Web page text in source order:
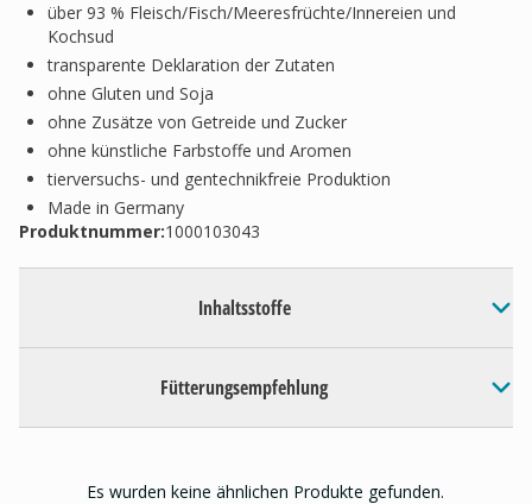
über 93 % Fleisch/Fisch/Meeresfrüchte/Innereien und
Kochsud
transparente Deklaration der Zutaten
ohne Gluten und Soja
ohne Zusätze von Getreide und Zucker
ohne künstliche Farbstoffe und Aromen
tierversuchs- und gentechnikfreie Produktion
Made in Germany
Produktnummer:1000103043
Inhaltsstoffe
Fütterungsempfehlung
Es wurden keine ähnlichen Produkte gefunden.